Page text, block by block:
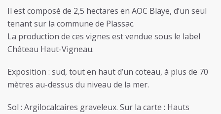
Il est composé de 2,5 hectares en AOC Blaye, d’un seul
tenant sur la commune de Plassac.
La production de ces vignes est vendue sous le label
Château Haut-Vigneau.
Exposition : sud, tout en haut d’un coteau, à plus de 70
mètres au-dessus du niveau de la mer.
Sol : Argilocalcaires graveleux. Sur la carte : Hauts